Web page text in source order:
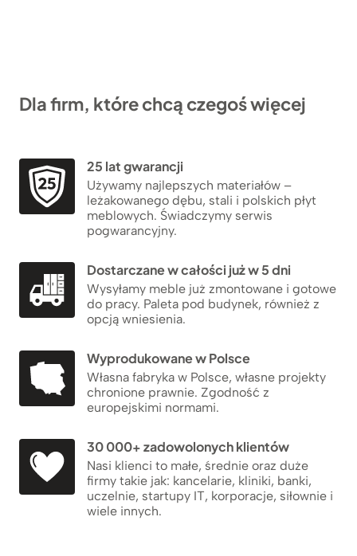
Dla firm, które chcą czegoś więcej
25 lat gwarancji
Używamy najlepszych materiałów –
leżakowanego dębu, stali i polskich płyt
meblowych. Świadczymy serwis
pogwarancyjny.
Dostarczane w całości już w 5 dni
Wysyłamy meble już zmontowane i gotowe
do pracy. Paleta pod budynek, również z
opcją wniesienia.
Wyprodukowane w Polsce
Własna fabryka w Polsce, własne projekty
chronione prawnie. Zgodność z
europejskimi normami.
30 000+ zadowolonych klientów
Nasi klienci to małe, średnie oraz duże
firmy takie jak: kancelarie, kliniki, banki,
uczelnie, startupy IT, korporacje, siłownie i
wiele innych.